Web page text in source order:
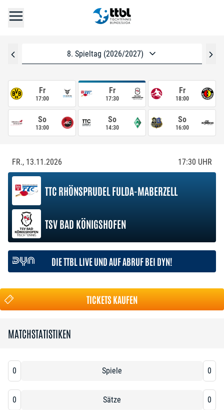
8. Spieltag (2026/2027)
Fr
17:00
Fr
17:30
Fr
18:00
So
13:00
So
14:30
So
16:00
FR., 13.11.2026 17:30 UHR
TTC RHÖNSPRUDEL FULDA-MABERZELL
TSV BAD KÖNIGSHOFEN
DIE TTBL LIVE UND AUF ABRUF BEI DYN!
TICKETS KAUFEN
MATCHSTATISTIKEN
0 Spiele 0
0 Sätze 0